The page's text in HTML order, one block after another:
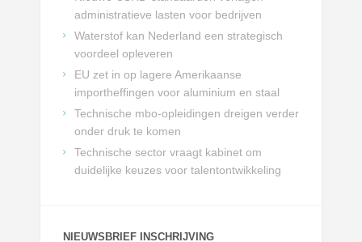
administratieve lasten voor bedrijven
Waterstof kan Nederland een strategisch
voordeel opleveren
EU zet in op lagere Amerikaanse
importheffingen voor aluminium en staal
Technische mbo-opleidingen dreigen verder
onder druk te komen
Technische sector vraagt kabinet om
duidelijke keuzes voor talentontwikkeling
NIEUWSBRIEF INSCHRIJVING